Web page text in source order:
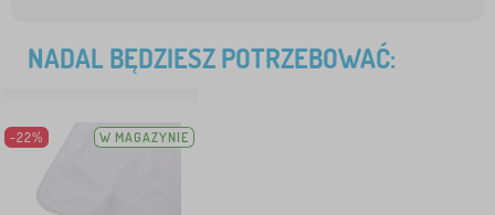
NADAL BĘDZIESZ POTRZEBOWAĆ:
-22% W MAGAZYNIE